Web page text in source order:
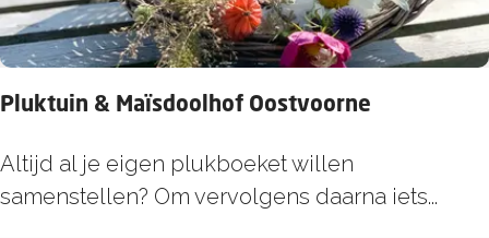
a
n
o
n
Pluktuin & Maïsdoolhof Oostvoorne
P
l
Altijd al je eigen plukboeket willen
samenstellen? Om vervolgens daarna iets...